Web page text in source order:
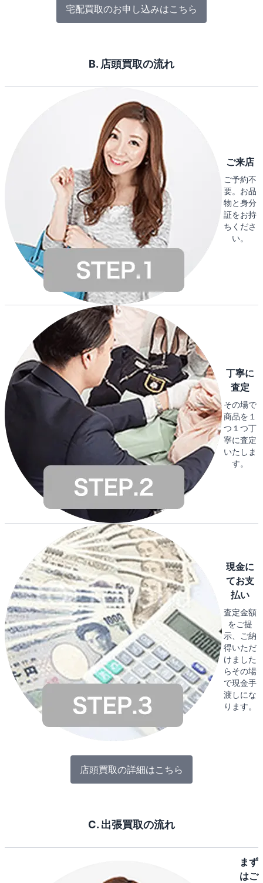
宅配買取のお申し込みはこちら
B. 店頭買取の流れ
ご来店
ご予約不
要。お品
物と身分
証をお持
ちくださ
い。
丁寧に
査定
その場で
商品を１
つ１つ丁
寧に査定
いたしま
す。
現金に
てお支
払い
査定金額
をご提
示、ご納
得いただ
けました
らその場
で現金手
渡しにな
ります。
店頭買取の詳細はこちら
C. 出張買取の流れ
まず
はご